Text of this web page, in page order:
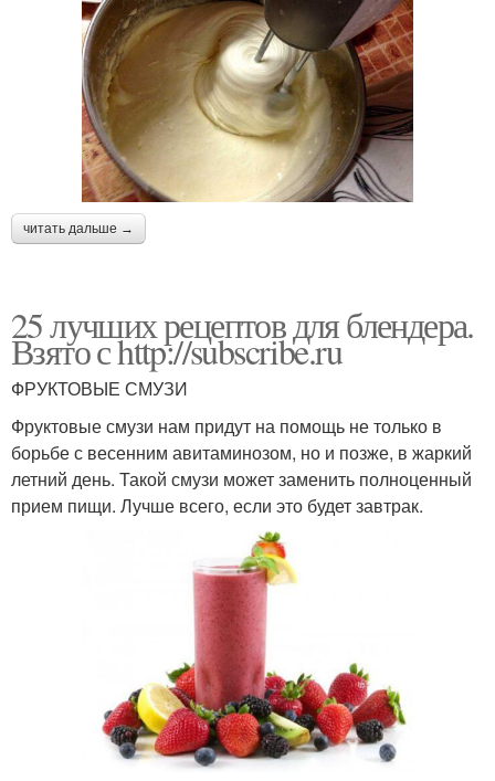
читать дальше →
25 лучших рецептов для блендера.
Взято с http://subscribe.ru
ФРУКТОВЫЕ СМУЗИ
Фруктовые смузи нам придут на помощь не только в
борьбе с весенним авитаминозом, но и позже, в жаркий
летний день. Такой смузи может заменить полноценный
прием пищи. Лучше всего, если это будет завтрак.